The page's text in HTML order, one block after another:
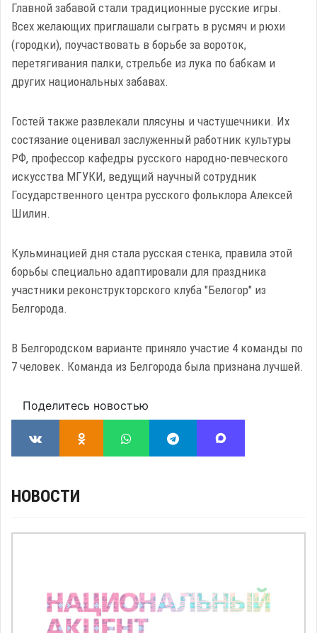
Главной забавой стали традиционные русские игры.
Всех желающих приглашали сыграть в русмяч и рюхи
(городки), поучаствовать в борьбе за вороток,
перетягивания палки, стрельбе из лука по бабкам и
других национальных забавах.
Гостей также развлекали плясуны и частушечники. Их
состязание оценивал заслуженный работник культуры
РФ, профессор кафедры русского народно-певческого
искусства МГУКИ, ведущий научный сотрудник
Государственного центра русского фольклора Алексей
Шилин.
Кульминацией дня стала русская стенка, правила этой
борьбы специально адаптировали для праздника
участники реконструкторского клуба "Белогор" из
Белгорода.
В Белгородском варианте приняло участие 4 команды по
7 человек. Команда из Белгорода была признана лучшей.
Поделитесь новостью
НОВОСТИ